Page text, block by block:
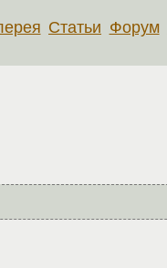
Статьи Форум